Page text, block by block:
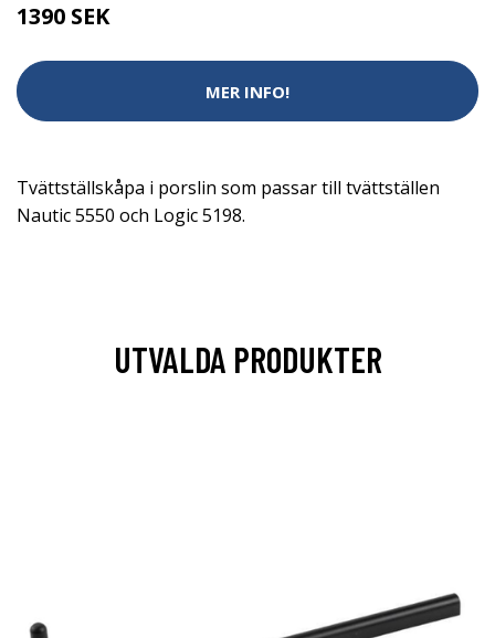
1390 SEK
MER INFO!
Tvättställskåpa i porslin som passar till tvättställen
Nautic 5550 och Logic 5198.
UTVALDA PRODUKTER